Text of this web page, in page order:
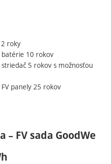
roky
10 rokov
5 rokov s možnosťou
panely 25 rokov
FV sada GoodWe